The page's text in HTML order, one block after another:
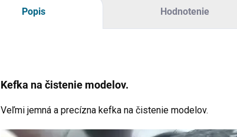
Popis Hodnotenie
Kefka na čistenie modelov.
Veľmi jemná a precízna kefka na čistenie modelov.